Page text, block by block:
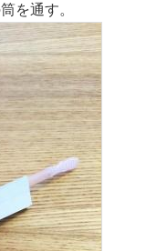
を通す。